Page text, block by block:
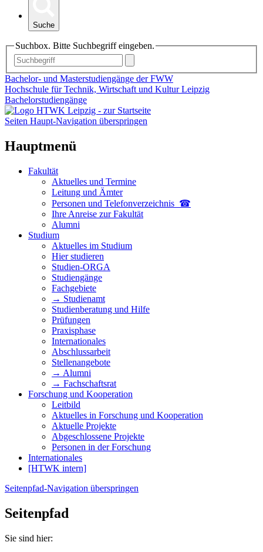
Suche
Suchbox. Bitte Suchbegriff eingeben.
Bachelor- und Masterstudiengänge der FWW
Hochschule für Technik, Wirtschaft und Kultur Leipzig
Bachelorstudiengänge
Seiten Haupt-Navigation überspringen
Hauptmenü
Fakultät
Aktuelles und Termine
Leitung und Ämter
Personen und Telefon­verzeichnis ☎
Ihre Anreise zur Fakultät
Alumni
Studium
Aktuelles im Studium
Hier studieren
Studien-ORGA
Studiengänge
Fachgebiete
→ Studienamt
Studienberatung und Hilfe
Prüfungen
Praxisphase
Internationales
Abschlussarbeit
Stellenangebote
→ Alumni
→ Fachschaftsrat
Forschung und Kooperation
Leitbild
Aktuelles in Forschung und Kooperation
Aktuelle Projekte
Abgeschlossene Projekte
Personen in der Forschung
Internationales
[HTWK intern]
Seitenpfad-Navigation überspringen
Seitenpfad
Sie sind hier: